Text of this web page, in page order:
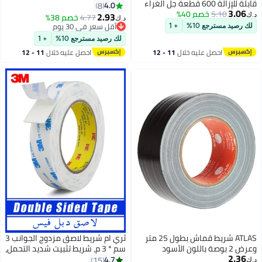
Hypoallergenic, Adjustable Fit,
Good for All Types of Fabric and
Skin
4.0
8
د.ك‏2.93
4.77خصم 38%
أقل سعر في 30 يوم
أقل سعر في 30 يوم
احصل عليه خلال
ثري ام شريط لاصق مزدوج الجوانب 3
سم * 3 م، شريط تثبيت شديد التحمل،
شرائط من فوم البولي ايثيلين قابلة